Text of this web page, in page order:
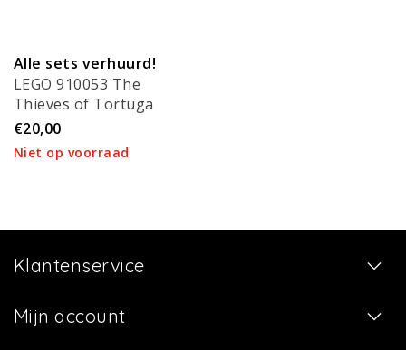
Alle sets verhuurd!
LEGO 910053 The
Thieves of Tortuga
€20,00
Niet op voorraad
Klantenservice
Mijn account